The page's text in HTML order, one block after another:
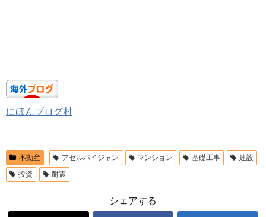
にほんブログ村
不動産 アゼルバイジャン マンション 基礎工事
建設
投資
耐震
シェアする